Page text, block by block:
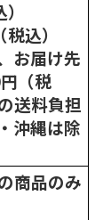
込）
お届け先
（税
送料負担
沖縄は除
商品のみ